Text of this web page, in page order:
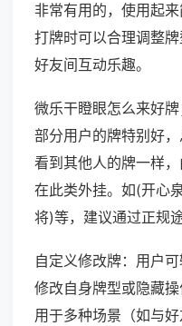
非常有用的，使用起
打牌时可以合理调整
好友间互动乐趣。
微乐干瞪眼怎么来好
部分用户的牌特别好
看到其他人的牌一样
在此类外挂。如(开心
将)等，建议通过正规
自定义修改牌：用户
修改自身牌型或隐藏
用于多种场景（如与